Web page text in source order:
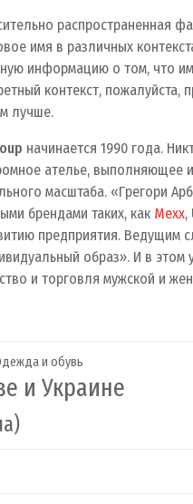
распространенная
имя в различных
информацию о том, что
контекст, пожалуйста,
лучше.
начинается 1990 года.
ателье, выполняющее
масштаба. «Грегори
брендами таких, как Mexx,
предприятия. Ведущим
образ». И в этом
и торговля мужской и
и обувь
и Украине